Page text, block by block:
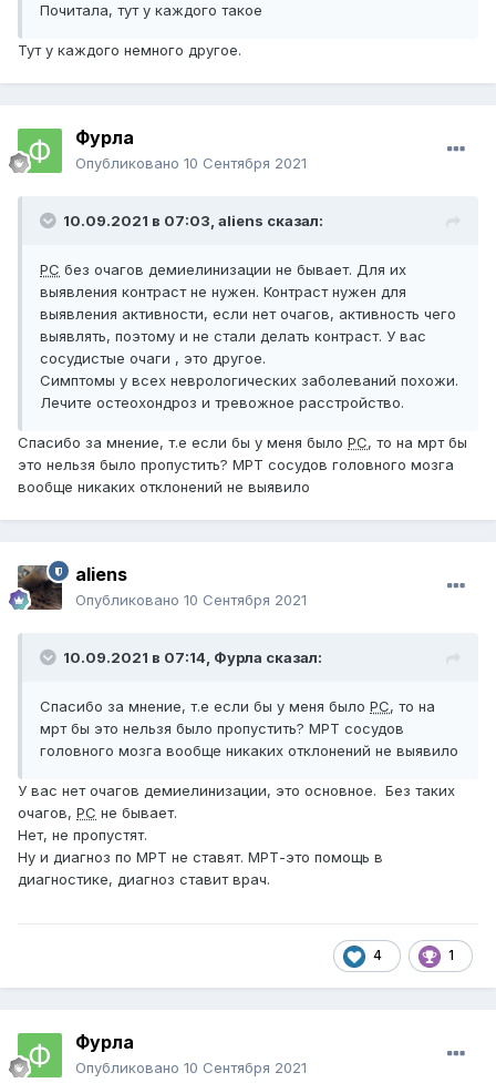
Почитала, тут у каждого такое
Тут у каждого немного другое.
Фурла
Опубликовано 10 Сентября 2021
10.09.2021 в 07:03, aliens сказал:
РС без очагов демиелинизации не бывает. Для их
выявления контраст не нужен. Контраст нужен для
выявления активности, если нет очагов, активность чего
выявлять, поэтому и не стали делать контраст. У вас
сосудистые очаги , это другое.
Симптомы у всех неврологических заболеваний похожи.
Лечите остеохондроз и тревожное расстройство.
Спасибо за мнение, т.е если бы у меня было РС, то на мрт бы
это нельзя было пропустить? МРТ сосудов головного мозга
вообще никаких отклонений не выявило
aliens
Опубликовано 10 Сентября 2021
10.09.2021 в 07:14, Фурла сказал:
Спасибо за мнение, т.е если бы у меня было РС, то на
мрт бы это нельзя было пропустить? МРТ сосудов
головного мозга вообще никаких отклонений не выявило
У вас нет очагов демиелинизации, это основное. Без таких
очагов, РС не бывает.
Нет, не пропустят.
Ну и диагноз по МРТ не ставят. МРТ-это помощь в
диагностике, диагноз ставит врач.
4 1
Фурла
Опубликовано 10 Сентября 2021